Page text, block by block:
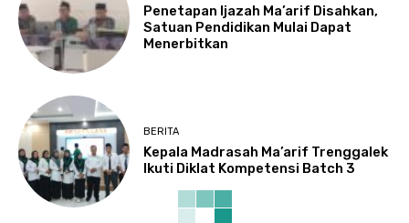
Penetapan Ijazah Ma’arif Disahkan,
Satuan Pendidikan Mulai Dapat
Menerbitkan
BERITA
Kepala Madrasah Ma’arif Trenggalek
Ikuti Diklat Kompetensi Batch 3